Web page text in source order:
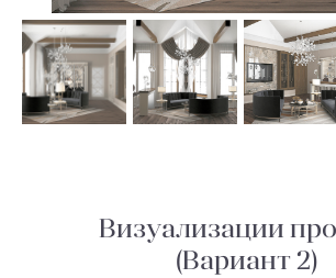
Визуализации
(Вариант 2)